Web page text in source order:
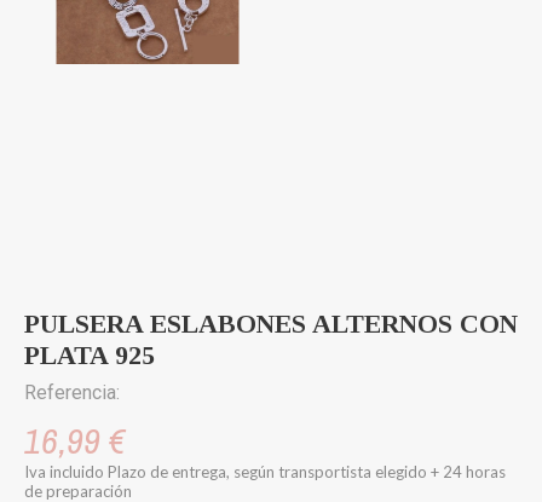
PULSERA ESLABONES ALTERNOS CON
PLATA 925
Referencia:
16,99 €
Iva incluido Plazo de entrega, según transportista elegido + 24 horas
de preparación